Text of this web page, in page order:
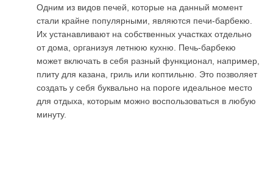
Одним из видов печей, которые на данный момент
стали крайне популярными, являются печи-барбекю.
Их устанавливают на собственных участках отдельно
от дома, организуя летнюю кухню. Печь-барбекю
может включать в себя разный функционал, например,
плиту для казана, гриль или коптильню. Это позволяет
создать у себя буквально на пороге идеальное место
для отдыха, которым можно воспользоваться в любую
минуту.